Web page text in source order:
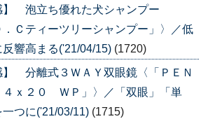
】 泡立ち優れた犬シャンプー
．Ｃティーツリーシャンプー」〉／低
響高まる('21/04/15) (1720)
】 分離式３ＷＡＹ双眼鏡〈「ＰＥＮ
ｘ２０ ＷＰ」〉／「双眼」「単
つに('21/03/11) (1715)